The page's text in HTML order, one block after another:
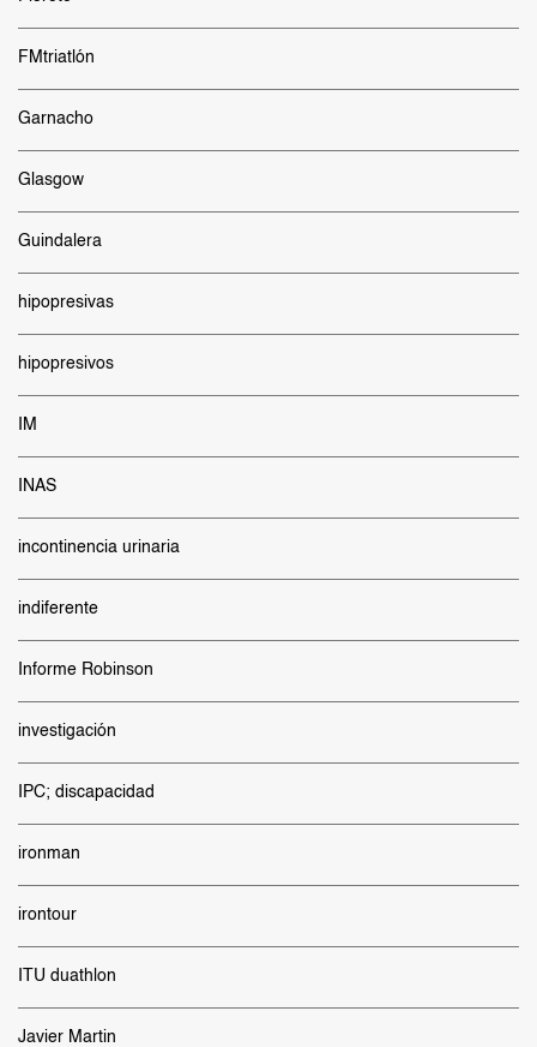
FMtriatlón
Garnacho
Glasgow
Guindalera
hipopresivas
hipopresivos
IM
INAS
incontinencia urinaria
indiferente
Informe Robinson
investigación
IPC; discapacidad
ironman
irontour
ITU duathlon
Javier Martin